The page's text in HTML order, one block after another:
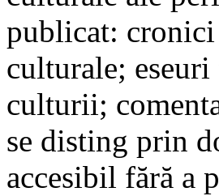
publicat:
culturale;
culturii;
se disting prin
accesibil fără a